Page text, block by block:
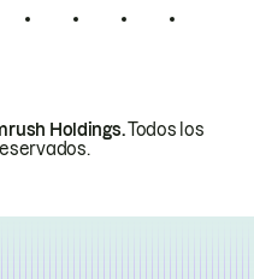
Holdings.Todos los